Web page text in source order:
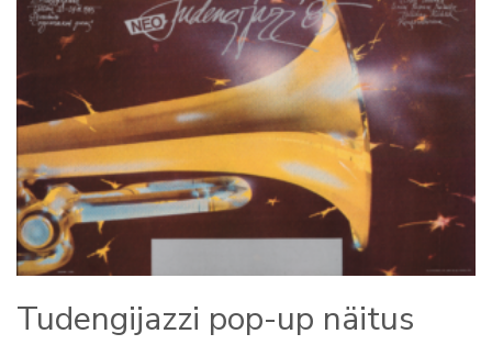
Tudengijazzi pop-up näitus